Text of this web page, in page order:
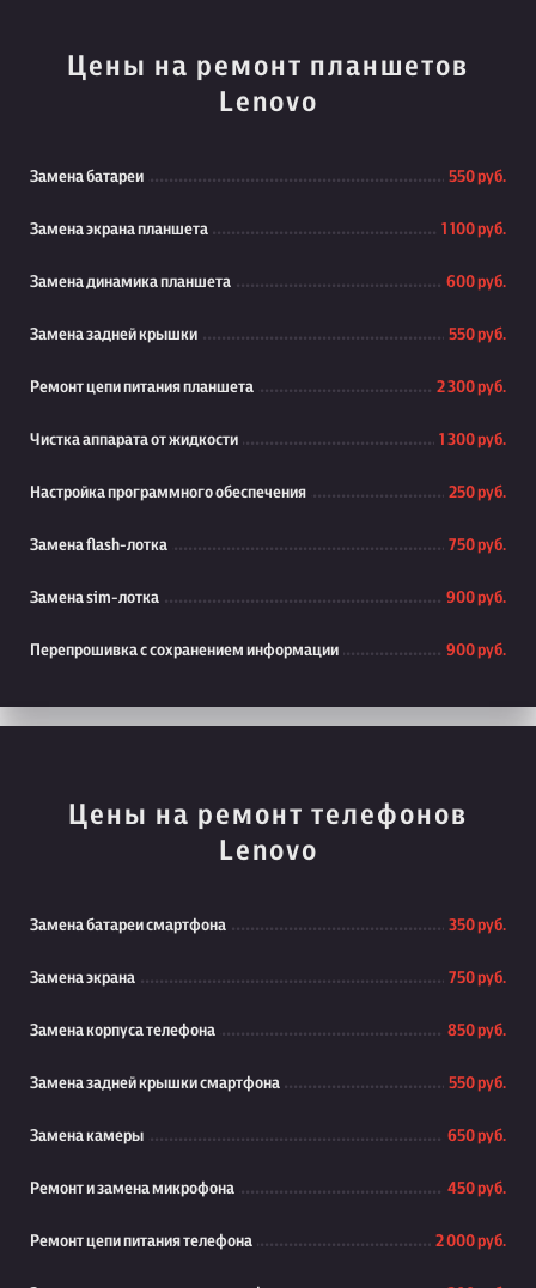
Цены на ремонт планшетов
Lenovo
Замена батареи 550 руб.
Замена экрана планшета 1 100 руб.
Замена динамика планшета 600 руб.
Замена задней крышки 550 руб.
Ремонт цепи питания планшета 2 300 руб.
Чистка аппарата от жидкости 1 300 руб.
Настройка программного обеспечения 250 руб.
Замена flash-лотка 750 руб.
Замена sim-лотка 900 руб.
Перепрошивка с сохранением информации 900 руб.
Цены на ремонт телефонов
Lenovo
Замена батареи смартфона 350 руб.
Замена экрана 750 руб.
Замена корпуса телефона 850 руб.
Замена задней крышки смартфона 550 руб.
Замена камеры 650 руб.
Ремонт и замена микрофона 450 руб.
Ремонт цепи питания телефона 2 000 руб.